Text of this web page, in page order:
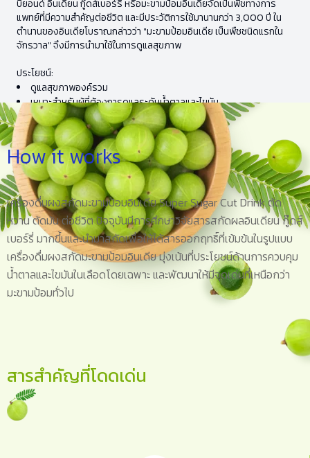
บียอนด์ อินเดียน กู๊ดส์เบอร์รี่ หรือมะขามป้อมอินเดียจัดเป็นพืชทางการ
แพทย์ที่มีความสำคัญต่อชีวิต และมีประวัติการใช้มานานกว่า 3,000 ปี ใน
ตำนานของอินเดียโบราณกล่าวว่า "มะขามป้อมอินเดีย เป็นพืชชนิดแรกใน
จักรวาล" จึงมีการนำมาใช้ในการดูแลสุขภาพ
ประโยชน์:
ดูแลสุขภาพองค์รวม
เหมาะสำหรับผู้ที่ต้องการดูแลระดับน้ำตาลและไขมัน
How it works
เครื่องดื่มผงสกัดมะขามป้อมอินเดีย Super Sugar Cut Drink ตัด
หวาน ตัดมัน ต่อชีวิต ปัจจุบันมีการศึกษาวิจัยสารสกัดผลอินเดียน กู๊ดส์
เบอร์รี่ มากขึ้นและนำมาสกัดเพื่อให้ได้สารออกฤทธิ์ที่เข้มข้นในรูปแบบ
เครื่องดื่มผงสกัดมะขามป้อมอินเดีย มุ่งเน้นที่ประโยชน์ด้านการควบคุม
น้ำตาลและไขมันในเลือดโดยเฉพาะ และพัฒนาให้มีจุดเด่นที่เหนือกว่า
มะขามป้อมทั่วไป
สารสำคัญที่โดดเด่น